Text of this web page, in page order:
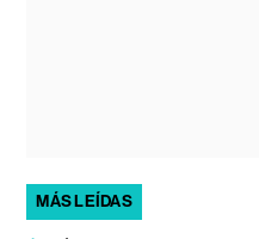
MÁS LEÍDAS